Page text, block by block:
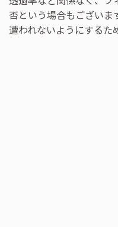
否という場合もございま
遭われないようにするた